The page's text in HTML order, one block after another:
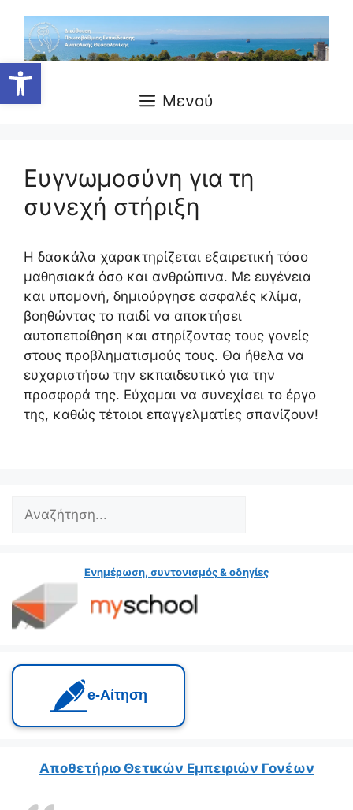
Ανοίξτε τη γραμμή εργαλείων
περιεχόμενο
Μενού
Ευγνωμοσύνη για τη
συνεχή στήριξη
Η δασκάλα χαρακτηρίζεται εξαιρετική τόσο
μαθησιακά όσο και ανθρώπινα. Με ευγένεια
και υπομονή, δημιούργησε ασφαλές κλίμα,
βοηθώντας το παιδί να αποκτήσει
αυτοπεποίθηση και στηρίζοντας τους γονείς
στους προβληματισμούς τους. Θα ήθελα να
ευχαριστήσω την εκπαιδευτικό για την
προσφορά της. Εύχομαι να συνεχίσει το έργο
της, καθώς τέτοιοι επαγγελματίες σπανίζουν!
Ενημέρωση, συντονισμός & οδηγίες
e‑Αίτηση
Αποθετήριο Θετικών Εμπειριών Γονέων